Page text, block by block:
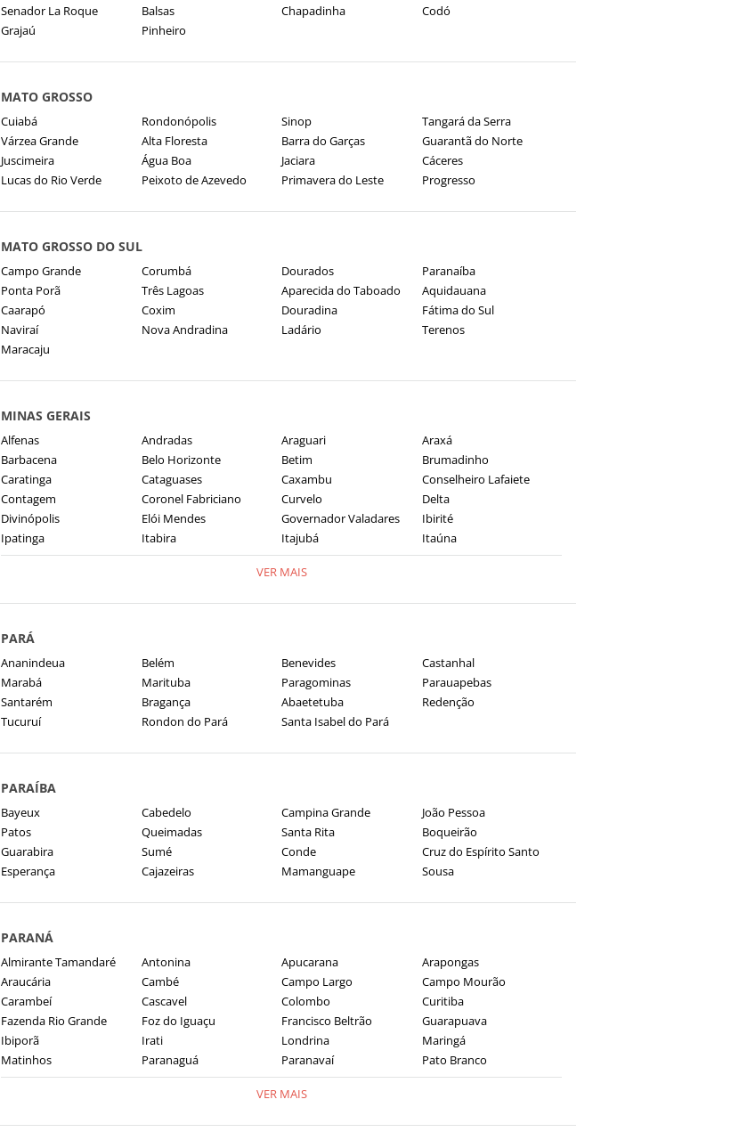
Senador La Roque
Balsas Chapadinha
Codó
Grajaú
Pinheiro
MATO GROSSO
Cuiabá Rondonópolis Sinop
Tangará da Serra
Várzea Grande
Alta Floresta Barra do Garças
Guarantã do Norte
Juscimeira
Água Boa Jaciara
Cáceres
Lucas do Rio Verde
Peixoto de Azevedo Primavera do Leste Progresso
MATO GROSSO DO SUL
Campo Grande Corumbá Dourados
Paranaíba
Ponta Porã
Três Lagoas Aparecida do Taboado
Aquidauana
Caarapó
Coxim Douradina
Fátima do Sul
Naviraí
Nova Andradina Ladário
Terenos
Maracaju
MINAS GERAIS
Alfenas Andradas Araguari
Araxá
Barbacena
Belo Horizonte Betim
Brumadinho
Caratinga
Cataguases Caxambu
Conselheiro Lafaiete
Contagem
Coronel Fabriciano Curvelo
Delta
Divinópolis
Elói Mendes Governador Valadares
Ibirité
Ipatinga
Itabira Itajubá Itaúna
VER MAIS
PARÁ
Ananindeua Belém Benevides
Castanhal
Marabá
Marituba Paragominas
Parauapebas
Santarém
Bragança Abaetetuba
Redenção
Tucuruí
Rondon do Pará Santa Isabel do Pará
PARAÍBA
Bayeux Cabedelo Campina Grande
João Pessoa
Patos
Queimadas Santa Rita
Boqueirão
Guarabira
Sumé Conde
Cruz do Espírito Santo
Esperança
Cajazeiras Mamanguape Sousa
PARANÁ
Almirante Tamandaré Antonina Apucarana
Arapongas
Araucária
Cambé Campo Largo
Campo Mourão
Carambeí
Cascavel Colombo
Curitiba
Fazenda Rio Grande
Foz do Iguaçu Francisco Beltrão
Guarapuava
Ibiporã
Irati Londrina
Maringá
Matinhos
Paranaguá Paranavaí Pato Branco
VER MAIS